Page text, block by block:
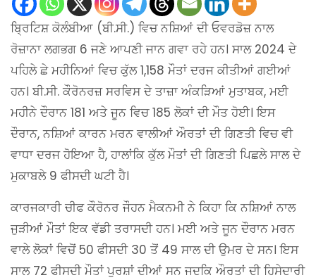
ਬ੍ਰਿਟਿਸ਼ ਕੋਲੰਬੀਆ (ਬੀ.ਸੀ.) ਵਿਚ ਨਸ਼ਿਆਂ ਦੀ ਓਵਰਡੋਜ਼ ਨਾਲ
ਰੋਜ਼ਾਨਾ ਲਗਭਗ 6 ਜਣੇ ਆਪਣੀ ਜਾਨ ਗਵਾ ਰਹੇ ਹਨ। ਸਾਲ 2024 ਦੇ
ਪਹਿਲੇ ਛੇ ਮਹੀਨਿਆਂ ਵਿਚ ਕੁੱਲ 1,158 ਮੌਤਾਂ ਦਰਜ ਕੀਤੀਆਂ ਗਈਆਂ
ਹਨ। ਬੀ.ਸੀ. ਕੌਰੋਨਰਜ਼ ਸਰਵਿਸ ਦੇ ਤਾਜ਼ਾ ਅੰਕੜਿਆਂ ਮੁਤਾਬਕ, ਮਈ
ਮਹੀਨੇ ਦੌਰਾਨ 181 ਅਤੇ ਜੂਨ ਵਿਚ 185 ਲੋਕਾਂ ਦੀ ਮੌਤ ਹੋਈ। ਇਸ
ਦੌਰਾਨ, ਨਸ਼ਿਆਂ ਕਾਰਨ ਮਰਨ ਵਾਲੀਆਂ ਔਰਤਾਂ ਦੀ ਗਿਣਤੀ ਵਿਚ ਵੀ
ਵਾਧਾ ਦਰਜ ਹੋਇਆ ਹੈ, ਹਾਲਾਂਕਿ ਕੁੱਲ ਮੌਤਾਂ ਦੀ ਗਿਣਤੀ ਪਿਛਲੇ ਸਾਲ ਦੇ
ਮੁਕਾਬਲੇ 9 ਫੀਸਦੀ ਘਟੀ ਹੈ।
ਕਾਰਜਕਾਰੀ ਚੀਫ ਕੌਰੋਨਰ ਜੌਹਨ ਮੈਕਨਮੀ ਨੇ ਕਿਹਾ ਕਿ ਨਸ਼ਿਆਂ ਨਾਲ
ਜੁੜੀਆਂ ਮੌਤਾਂ ਇਕ ਵੱਡੀ ਤਰਾਸਦੀ ਹਨ। ਮਈ ਅਤੇ ਜੂਨ ਦੌਰਾਨ ਮਰਨ
ਵਾਲੇ ਲੋਕਾਂ ਵਿਚੋਂ 50 ਫੀਸਦੀ 30 ਤੋਂ 49 ਸਾਲ ਦੀ ਉਮਰ ਦੇ ਸਨ। ਇਸ
ਸਾਲ 72 ਫੀਸਦੀ ਮੌਤਾਂ ਪੁਰਸ਼ਾਂ ਦੀਆਂ ਸਨ ਜਦਕਿ ਔਰਤਾਂ ਦੀ ਹਿਸੇਦਾਰੀ